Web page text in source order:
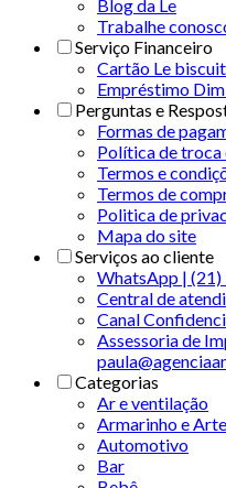
Blog da Le
Trabalhe
Serviço Financeiro
Cartão Le biscuit
Empréstimo
Perguntas e
Formas de
Política de troca
Termos e
Termos de
Politica de
Mapa do site
Serviços ao cliente
WhatsApp |
Central de
Canal
Assessoria de
Categorias
Ar e ventilação
Armarinho e
Automotivo
Bar